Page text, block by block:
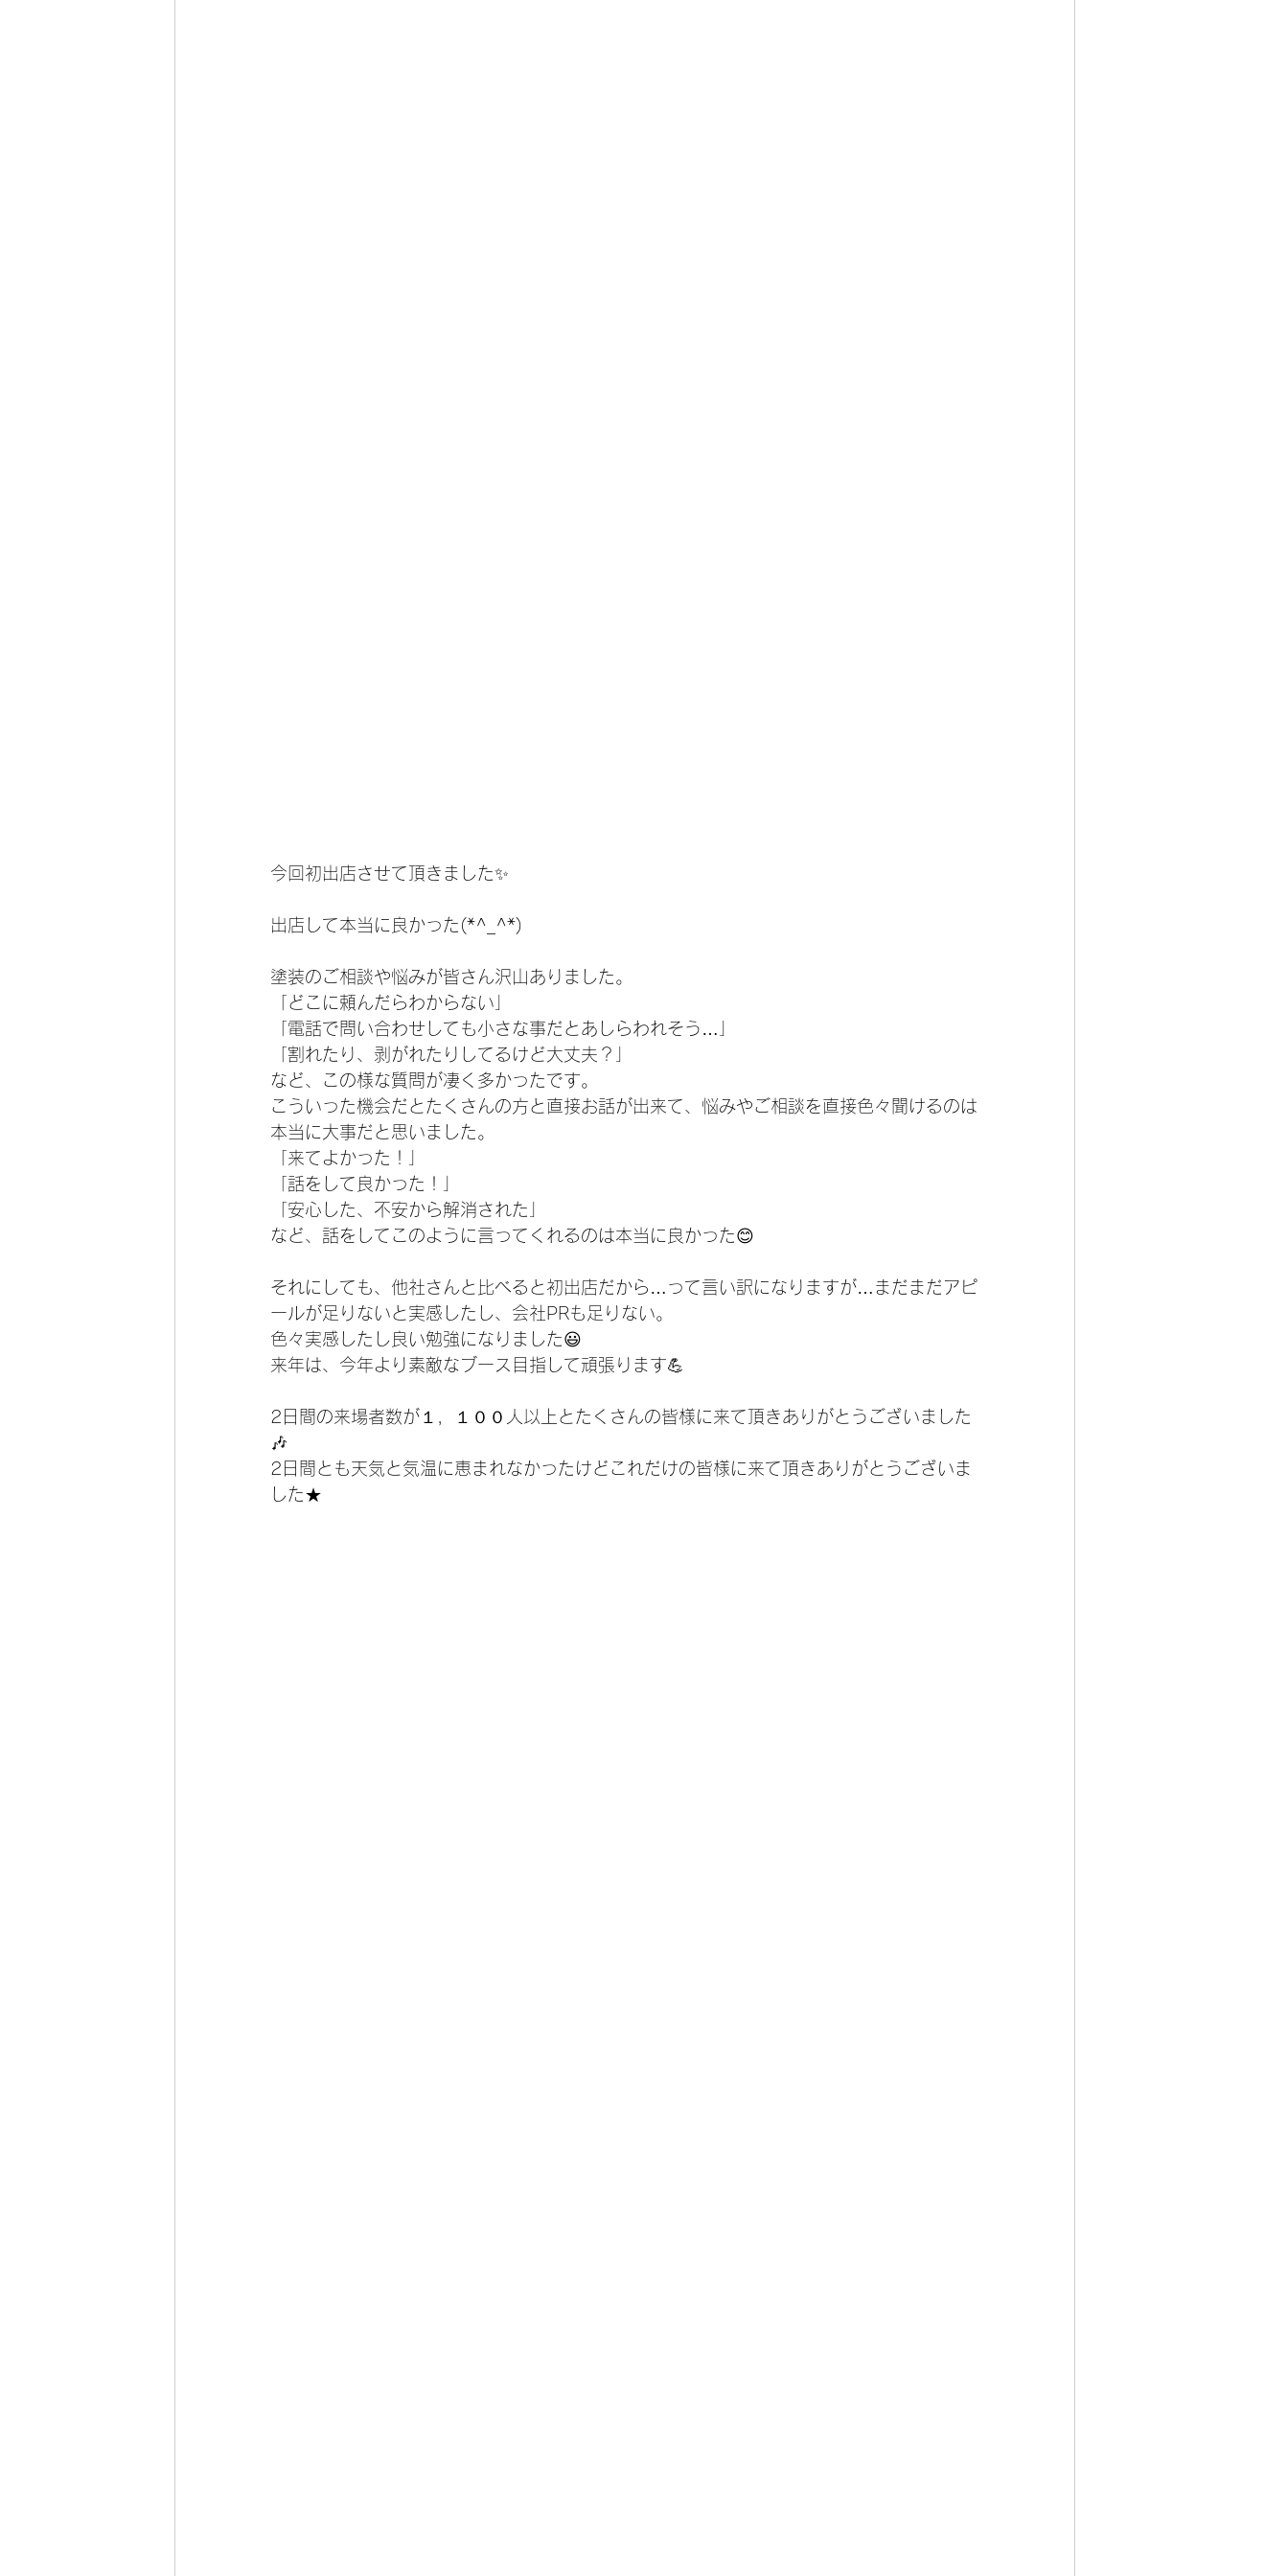
今回初出店させて頂きました✨️
出店して本当に良かった(*^_^*)
塗装のご相談や悩みが皆さん沢山ありました。
「どこに頼んだらわからない」
「電話で問い合わせしても小さな事だとあしらわれそう…」
「割れたり、剥がれたりしてるけど大丈夫？」
など、この様な質問が凄く多かったです。
こういった機会だとたくさんの方と直接お話が出来て、悩みやご相談を直接色々聞けるのは
本当に大事だと思いました。
「来てよかった！」
「話をして良かった！」
「安心した、不安から解消された」
など、話をしてこのように言ってくれるのは本当に良かった😊
それにしても、他社さんと比べると初出店だから…って言い訳になりますが…まだまだアピ
ールが足りないと実感したし、会社PRも足りない。
色々実感したし良い勉強になりました😃
来年は、今年より素敵なブース目指して頑張ります💪
2日間の来場者数が１，１００人以上とたくさんの皆様に来て頂きありがとうございました
🎶
2日間とも天気と気温に恵まれなかったけどこれだけの皆様に来て頂きありがとうございま
した★